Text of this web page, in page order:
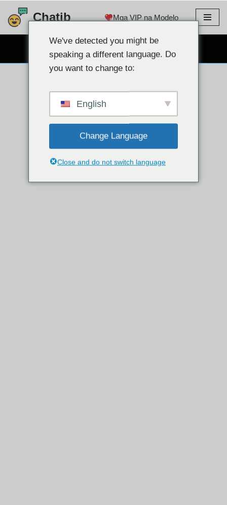
Lumaktaw
Chatib Mga VIP na Modelo
LIBRENG WEBCAM CHAT
We've detected you might be
speaking a different language. Do
you want to change to:
English
Change Language
Close and do not switch language